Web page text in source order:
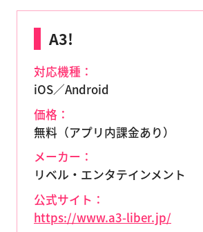
A3!
対応機種：
iOS／Android
価格：
無料（アプリ内課金あり）
メーカー：
リベル・エンタテインメント
公式サイト：
https://www.a3-liber.jp/